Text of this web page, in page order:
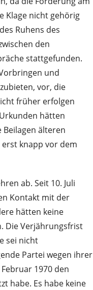
Klage nicht gehörig
Ruhens des
den
stattgefunden.
und
vor, die
früher erfolgen
hätten
älteren
knapp vor dem
ab. Seit 10. Juli
Kontakt mit der
hätten keine
Die Verjährungsfrist
sei nicht
Partei wegen ihrer
1970 den
habe. Es habe keine